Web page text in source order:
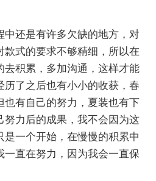
中还是有许多欠缺的地方，对
款式的要求不够精细，所以在
去积累，多加沟通，这样才能
历了之后也有小小的收获，春
也有自己的努力，夏装也有下
努力后的成果，我不会因为这
一个开始，在慢慢的积累中
一直在努力，因为我会一直保